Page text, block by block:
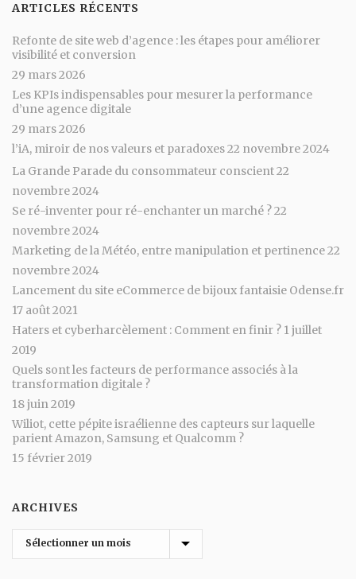
ARTICLES RÉCENTS
Refonte de site web d’agence : les étapes pour améliorer
visibilité et conversion
29 mars 2026
Les KPIs indispensables pour mesurer la performance
d’une agence digitale
29 mars 2026
l’iA, miroir de nos valeurs et paradoxes22 novembre 2024
La Grande Parade du consommateur conscient22
novembre 2024
Se ré-inventer pour ré-enchanter un marché ?22
novembre 2024
Marketing de la Météo, entre manipulation et pertinence22
novembre 2024
Lancement du site eCommerce de bijoux fantaisie Odense.fr
17 août 2021
Haters et cyberharcèlement : Comment en finir ? 1 juillet
2019
Quels sont les facteurs de performance associés à la
transformation digitale ?
18 juin 2019
Wiliot, cette pépite israélienne des capteurs sur laquelle
parient Amazon, Samsung et Qualcomm ?
15 février 2019
ARCHIVES
Archives